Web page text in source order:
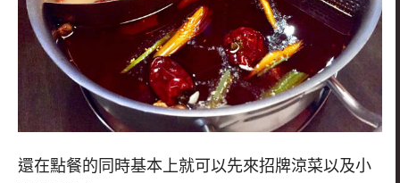
還在點餐的同時基本上就可以先來招牌涼菜以及小